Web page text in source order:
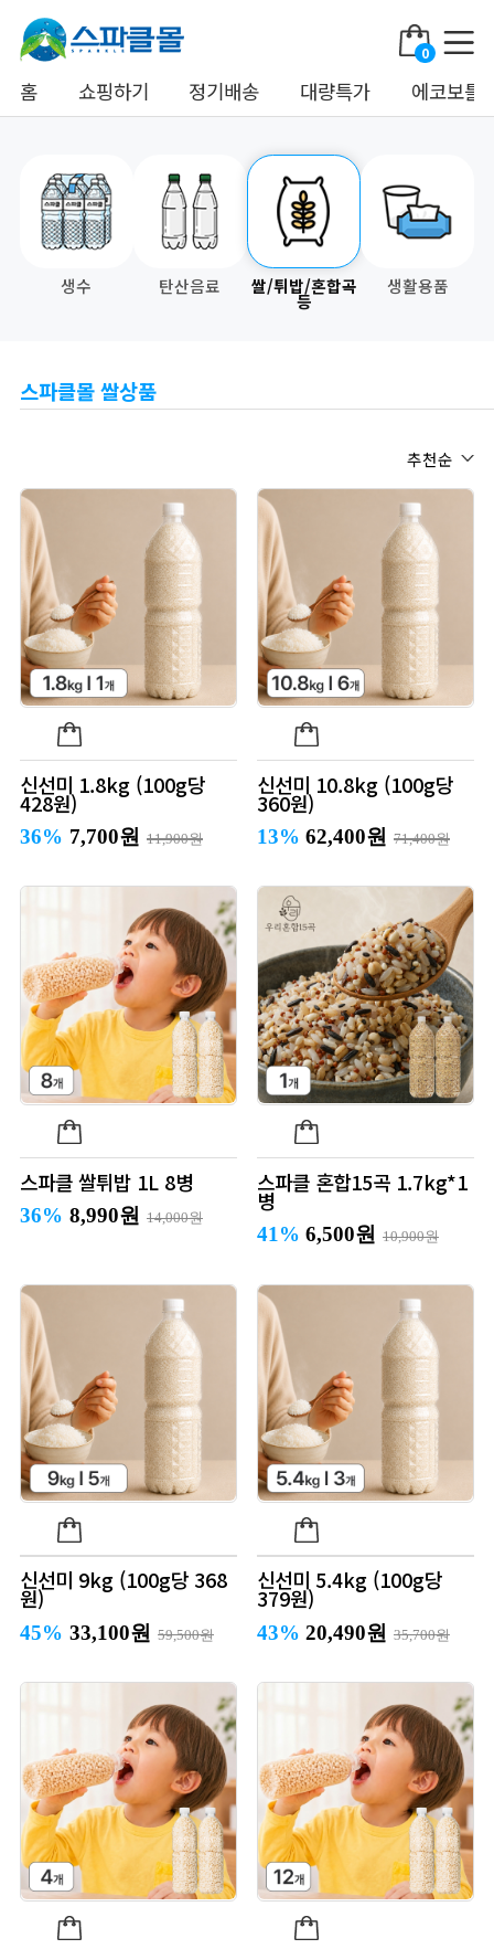
0
홈 쇼핑하기 정기배송 대량특가 에코보틀
생수 탄산음료 쌀/튀밥/혼합곡
등
생활용품
스파클몰 쌀상품
추천순
신선미 1.8kg (100g당
428원)
36% 7,700원 11,900원
신선미 10.8kg (100g당
360원)
13% 62,400원 71,400원
스파클 쌀튀밥 1L 8병
36% 8,990원 14,000원
스파클 혼합15곡 1.7kg*1
병
41% 6,500원 10,900원
신선미 9kg (100g당 368
원)
45% 33,100원 59,500원
신선미 5.4kg (100g당
379원)
43% 20,490원 35,700원